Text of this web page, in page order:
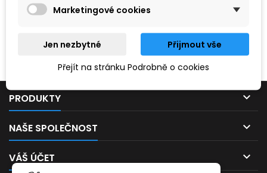
Prosím, zkuste zadat něco jiného.
PRODUKTY 
NAŠE SPOLEČNOST 
VÁŠ ÚČET 
Marketingové cookies
Jen nezbytné
Přijmout vše
Přejít na stránku Podrobně o cookies